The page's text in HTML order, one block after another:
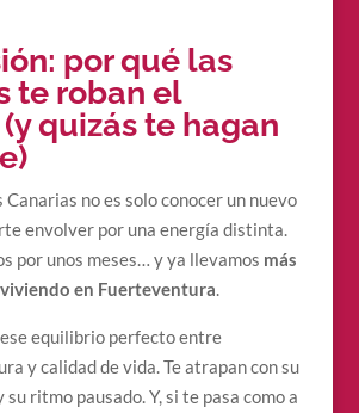
por qué las
te roban el
quizás te hagan
no es solo conocer un nuevo
envolver por una energía distinta.
por unos meses… y ya llevamos más
en Fuerteventura.
equilibrio perfecto entre
y calidad de vida. Te atrapan con su
su ritmo pausado. Y, si te pasa como a